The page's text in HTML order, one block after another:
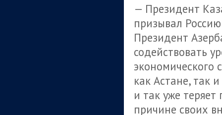
— Президент
призывал
Президент
содействовать
экономического
как Астане, так
и так уже
причине своих